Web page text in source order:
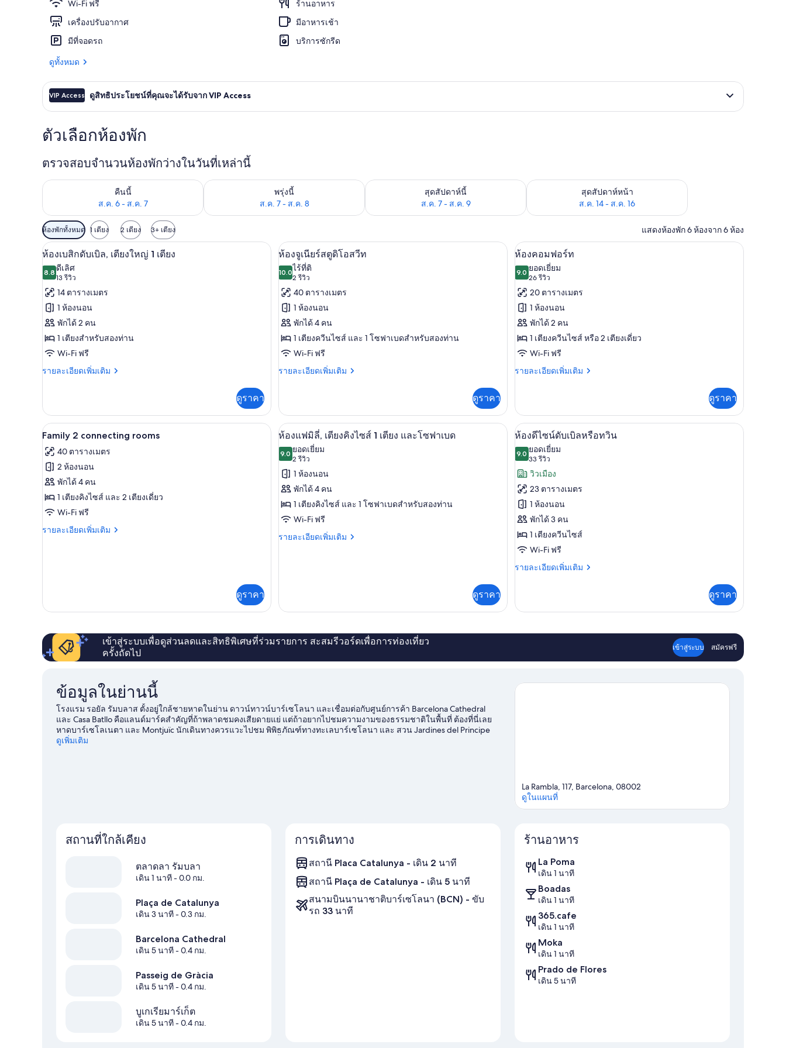
ห้องดีไซน์ดับเบิลหรือทวิน | วิวจากห้องพัก
Wi-Fi ฟรี
ร้านอาหาร
เครื่องปรับอากาศ
มีอาหารเช้า
มีที่จอดรถ
บริการซักรีด
ดูทั้งหมด
VIP Access ดูสิทธิประโยชน์ที่คุณจะได้รับจาก VIP Access
ตัวเลือกห้องพัก
ตรวจสอบจำนวนห้องพักว่างในวันที่เหล่านี้
คืนนี้
ส.ค. 6 - ส.ค. 7
ตรวจสอบจำนวนห้องพักว่างในคืนนี้ ส.ค. 6 - ส.ค. 7
พรุ่งนี้
ส.ค. 7 - ส.ค. 8
ตรวจสอบจำนวนห้องพักว่างในพรุ่งนี้ ส.ค. 7 - ส.ค. 8
สุดสัปดาห์นี้
ส.ค. 7 - ส.ค. 9
ตรวจสอบจำนวนห้องพักว่างในสุดสัปดาห์นี้ ส.ค. 7 - ส.ค. 9สุดสัปดาห์หน้า
ส.ค. 14 - ส.ค. 16
ตรวจสอบจำนวนห้องพักว่างในสุดสัปดาห์หน้า ส.ค. 14 - ส.ค. 16
ตัว
กรอง
ที่
มี
ให้
สำหรับ
ห้อง
พัก
ห้องพักทั้งหมด 1 เตียง 2 เตียง 3+ เตียง แสดงห้องพัก 6 ห้องจาก 6 ห้อง
เปิด
ภาพถ่าย
ทั้งหมด
ของ
ห้อง
เบสิ
กดับเบิล,
เตียง
เตียง
ห้องเบสิกดับเบิล, เตียงใหญ่ 1 เตียง | เครื่องนอนระดับพรีเมียม, ผ้านวมขนเป็ด, เตียงพร้อมฟูกเสริมที่นอน
11
ห้องเบสิกดับเบิล, เตียงใหญ่ 1 เตียง
8.88.8 จาก 10
ดีเลิศ
13 รีวิว
(13
รีวิว)
14 ตารางเมตร
1 ห้องนอน
พักได้ 2 คน
1 เตียงสำหรับสองท่าน
Wi-Fi ฟรี
รายละเอียดเพิ่มเติม
ราย
เกี่ยว
กับ
ห้อง
กดับเบิล,
เตียง
ใหญ่
เตียง
ดูราคา
เปิด
ภาพถ่าย
ทั้งหมด
ของ
ห้อง
จู
เนียร์
สตู
สวีท
ห้องจูเนียร์สตูดิโอสวีท | เครื่องนอนระดับพรีเมียม, ผ้านวมขนเป็ด, เตียงพร้อมฟูกเสริมที่นอน
15
ห้องจูเนียร์สตูดิโอสวีท
10.010.0 จาก 10
ไร้ที่ติ
2 รีวิว
(2
รีวิว)
40 ตารางเมตร
1 ห้องนอน
พักได้ 4 คน
1 เตียงควีนไซส์ และ 1 โซฟาเบดสำหรับสองท่าน
Wi-Fi ฟรี
รายละเอียดเพิ่มเติม
ราย
เกี่ยว
กับ
ห้อง
เนียร์
ดิ
โอ
ท
ดูราคา
เปิด
ภาพถ่าย
ทั้งหมด
ของ
ห้อง
คอมฟอร์ท
ห้องคอมฟอร์ท | เครื่องนอนระดับพรีเมียม, ผ้า
14
ห้องคอมฟอร์ท
9.09.0 จาก 10
ยอดเยี่ยม
26 รีวิว
(26
รีวิว)
20 ตารางเมตร
1 ห้องนอน
พักได้ 2 คน
1 เตียงควีนไซส์ หรือ 2 เตียงเดี่ยว
Wi-Fi ฟรี
รายละเอียดเพิ่มเติม
ราย
เกี่ยว
กับ
ห้อง
คอมฟอร์ท
ดูราคา
เปิด
ภาพถ่าย
ทั้งหมด
ของ
Family
2
connecting
rooms
เครื่องนอนระดับพรีเมียม, ผ้านวมขนเป็ด, เตียงพร้อมฟูกเสริมที่นอน
12
Family 2 connecting rooms
40 ตารางเมตร
2 ห้องนอน
พักได้ 4 คน
1 เตียงคิงไซส์ และ 2 เตียงเดี่ยว
Wi-Fi ฟรี
รายละเอียดเพิ่มเติม
ราย
2
connecting
ดูราคา
เปิด
ภาพถ่าย
ทั้งหมด
ของ
ห้อง
แฟ
มิ
เตียง
และ
โซฟา
ห้องแฟมิลี่, เตียงคิงไซส์ 1 เตียง และโซฟาเบด | เครื่องนอนระดับพรีเมียม, ผ้านวมขนเป็ด, เตียงพร้อมฟูกเสริมที่นอน
8
ห้องแฟมิลี่, เตียงคิงไซส์ 1 เตียง และโซฟาเบด
9.09.0 จาก 10
ยอดเยี่ยม
2 รีวิว
(2
รีวิว)
1 ห้องนอน
พักได้ 4 คน
1 เตียงคิงไซส์ และ 1 โซฟาเบดสำหรับสองท่าน
Wi-Fi ฟรี
รายละเอียดเพิ่มเติม
ราย
แฟ
ลี่,
เตียง
ไซส์
โซฟา
เบด
ดูราคา
เปิด
ภาพถ่าย
ทั้งหมด
ของ
ห้อง
ดีไซน์
ดับเบิล
หรือ
ทวิน
เครื่องนอนระดับพรีเมียม, ผ้านวมขนเป็ด, เตีย
24
ห้องดีไซน์ดับเบิลหรือทวิน
9.09.0 จาก 10
ยอดเยี่ยม
33 รีวิว
(33
รีวิว)
วิวเมือง
23 ตารางเมตร
1 ห้องนอน
พักได้ 3 คน
1 เตียงควีนไซส์
Wi-Fi ฟรี
รายละเอียดเพิ่มเติม
ราย
เกี่ยว
หรือ
น
ดูราคา
เข้าสู่ระบบเพื่อดูส่วนลดและสิทธิพิเศษที่ร่วมรายการ สะสมรีวอร์ดเพื่อการท่องเที่ยว
ครั้งถัดไป
เข้าสู่ระบบ สมัครฟรี
ข้อมูลในย่านนี้
โรงแรม รอยัล รัมบลาส ตั้งอยู่ใกล้ชายหาดในย่าน ดาวน์ทาวน์บาร์เซโลนา และเชื่อมต่อกับศูนย์การค้า Barcelona Cathedral
และ Casa Batllo คือแลนด์มาร์คสำคัญที่ถ้าพลาดชมคงเสียดายแย่ แต่ถ้าอยากไปชมความงามของธรรมชาติในพื้นที่ ต้องที่นี่เลย
หาดบาร์เซโลเนตา และ Montjuïc นักเดินทางควรแวะไปชม พิพิธภัณฑ์ทางทะเลบาร์เซโลนา และ สวน Jardines del Principe
de Girona นักเดินทางชื่นชอบสถานที่ท่องเที่ยวของโรงแรมแห่งนี้
ดูเพิ่มเติม
La Rambla, 117, Barcelona, 08002
ดูในแผนที่
สถานที่ใกล้เคียง
ตลาดลา รัมบลา
เดิน 1 นาที- 0.0 กม.
Plaça de Catalunya
เดิน 3 นาที- 0.3 กม.
Barcelona Cathedral
เดิน 5 นาที- 0.4 กม.
Passeig de Gràcia
เดิน 5 นาที- 0.4 กม.
บูเกเรียมาร์เก็ต
เดิน 5 นาที- 0.4 กม.
การเดินทาง
สถานี Placa Catalunya - เดิน 2 นาที
สถานี Plaça de Catalunya - เดิน 5 นาที
สนามบินนานาชาติบาร์เซโลนา (BCN) - ขับ
รถ 33 นาที
ร้านอาหาร
La Poma
เดิน 1 นาที
Boadas
เดิน 1 นาที
365.cafe
เดิน 1 นาที
Moka
เดิน 1 นาที
Prado de Flores
เดิน 5 นาที